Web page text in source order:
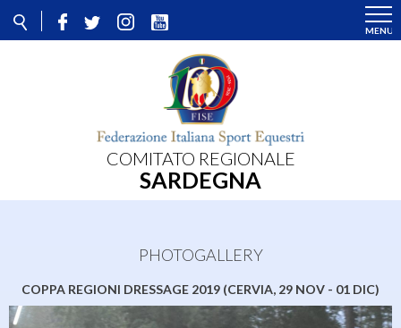
COMITATO REGIONALE
SARDEGNA
PHOTOGALLERY
COPPA REGIONI DRESSAGE 2019 (CERVIA, 29 NOV - 01 DIC)